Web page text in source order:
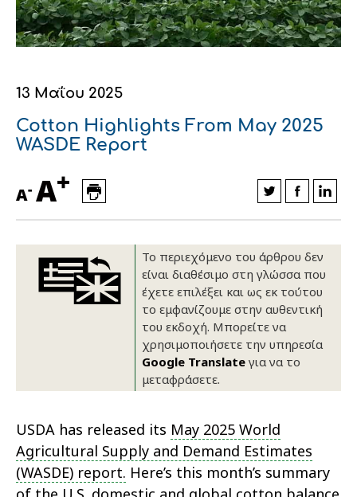
Οικονομικά στοιχεία
Καινοτομία
Εκδηλώσεις
Πως θα μας βρείτε
Εξαγωγές
Πως θα μας βρείτε
Ευφυής γεωργία
Εκκόκκιση για λογαριασμό του
παραγωγού
Ιατρικές υπηρεσίες
Πως θα μας βρείτε
Αλυσίδα βάμβακος
Πως θα μας βρείτε
Κλωστοϋφαντουργία - Ένδυση
Πως θα μας βρείτε
Πως θα μας βρείτε
13 Μαΐου 2025
Cotton Highlights From May 2025
WASDE Report
A- A+
Το περιεχόμενο του άρθρου δεν
είναι διαθέσιμο στη γλώσσα που
έχετε επιλέξει και ως εκ τούτου
το εμφανίζουμε στην αυθεντική
του εκδοχή. Μπορείτε να
χρησιμοποιήσετε την υπηρεσία
Google Translateγια να το
μεταφράσετε.
USDA has released its May 2025 World
Agricultural Supply and Demand Estimates
(WASDE) report. Here’s this month’s summary